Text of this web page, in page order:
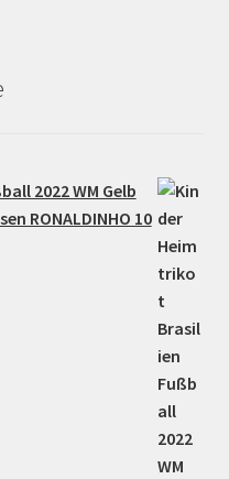
2022 WM Gelb
RONALDINHO 10